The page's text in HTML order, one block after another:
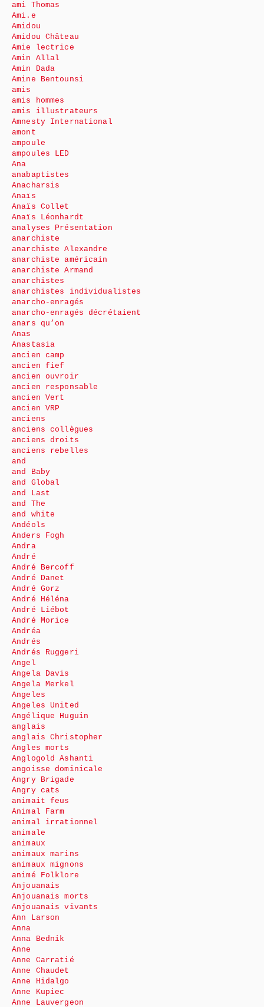
ami Thomas
Ami.e
Amidou
Amidou Château
Amie lectrice
Amin Allal
Amin Dada
Amine Bentounsi
amis
amis hommes
amis illustrateurs
Amnesty International
amont
ampoule
ampoules LED
Ana
anabaptistes
Anacharsis
Anaïs
Anaïs Collet
Anaïs Léonhardt
analyses Présentation
anarchiste
anarchiste Alexandre
anarchiste américain
anarchiste Armand
anarchistes
anarchistes individualistes
anarcho-enragés
anarcho-enragés décrétaient
anars qu’on
Anas
Anastasia
ancien camp
ancien fief
ancien ouvroir
ancien responsable
ancien Vert
ancien VRP
anciens
anciens collègues
anciens droits
anciens rebelles
and
and Baby
and Global
and Last
and The
and white
Andéols
Anders Fogh
Andra
André
André Bercoff
André Danet
André Gorz
André Héléna
André Liébot
André Morice
Andréa
Andrés
Andrés Ruggeri
Angel
Angela Davis
Angela Merkel
Angeles
Angeles United
Angélique Huguin
anglais
anglais Christopher
Angles morts
Anglogold Ashanti
angoisse dominicale
Angry Brigade
Angry cats
animait feus
Animal Farm
animal irrationnel
animale
animaux
animaux marins
animaux mignons
animé Folklore
Anjouanais
Anjouanais morts
Anjouanais vivants
Ann Larson
Anna
Anna Bednik
Anne
Anne Carratié
Anne Chaudet
Anne Hidalgo
Anne Kupiec
Anne Lauvergeon